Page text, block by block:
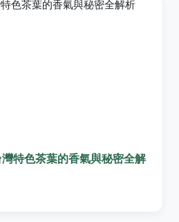
特色茶葉的香氣與秘密全解